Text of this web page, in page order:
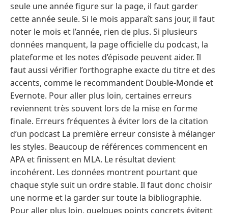
seule une année figure sur la page, il faut garder
cette année seule. Si le mois apparaît sans jour, il faut
noter le mois et l’année, rien de plus. Si plusieurs
données manquent, la page officielle du podcast, la
plateforme et les notes d’épisode peuvent aider. Il
faut aussi vérifier l’orthographe exacte du titre et des
accents, comme le recommandent Double-Monde et
Evernote. Pour aller plus loin, certaines erreurs
reviennent très souvent lors de la mise en forme
finale. Erreurs fréquentes à éviter lors de la citation
d’un podcast La première erreur consiste à mélanger
les styles. Beaucoup de références commencent en
APA et finissent en MLA. Le résultat devient
incohérent. Les données montrent pourtant que
chaque style suit un ordre stable. Il faut donc choisir
une norme et la garder sur toute la bibliographie.
Pour aller plus loin, quelques points concrets évitent